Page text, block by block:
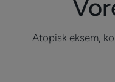
Atopisk eksem,